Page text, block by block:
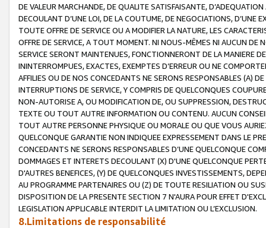
DE VALEUR MARCHANDE, DE QUALITE SATISFAISANTE,
DECOULANT D’UNE LOI, DE LA COUTUME, DE NEGOCIATIONS, D’UNE
TOUTE OFFRE DE SERVICE OU A MODIFIER LA NATURE, LES
OFFRE DE SERVICE, A TOUT MOMENT. NI NOUS-MÊMES NI AUCUN DE
SERVICE SERONT MAINTENUES, FONCTIONNERONT DE LA MANIERE
ININTERROMPUES, EXACTES, EXEMPTES D’ERREUR OU NE
AFFILIES OU DE NOS CONCEDANTS NE SERONS RESPONSABLES (A)
INTERRUPTIONS DE SERVICE, Y COMPRIS DE QUELCONQUES
NON-AUTORISE A, OU MODIFICATION DE, OU SUPPRESSION,
TEXTE OU TOUT AUTRE INFORMATION OU CONTENU. AUCUN
TOUT AUTRE PERSONNE PHYSIQUE OU MORALE OU QUE VOUS
QUELCONQUE GARANTIE NON INDIQUEE EXPRESSEMENT DANS LE
CONCEDANTS NE SERONS RESPONSABLES D’UNE QUELCONQUE
DOMMAGES ET INTERETS DECOULANT (X) D'UNE QUELCONQUE
D'AUTRES BENEFICES, (Y) DE QUELCONQUES INVESTISSEMENTS,
AU PROGRAMME PARTENAIRES OU (Z) DE TOUTE RESILIATION OU
DISPOSITION DE LA PRESENTE SECTION 7 N'AURA POUR EFFET
LEGISLATION APPLICABLE INTERDIT LA LIMITATION OU L’EXCLUSION.
8.Limitations de responsabilité